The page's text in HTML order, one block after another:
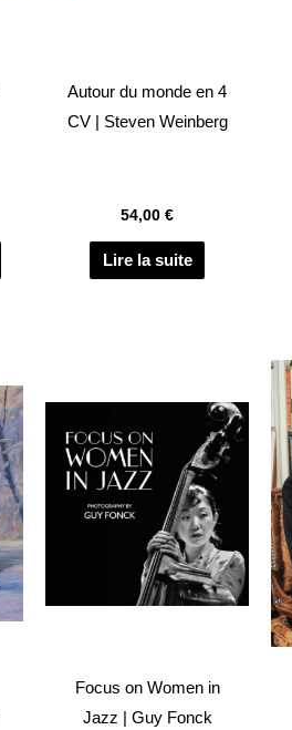
Autour du monde en 4
CV | Steven Weinberg
54,00 €
Lire la suite
Focus on Women in
Jazz | Guy Fonck